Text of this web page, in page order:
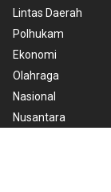
Lintas Daerah
Polhukam
Ekonomi
Olahraga
Nasional
Nusantara